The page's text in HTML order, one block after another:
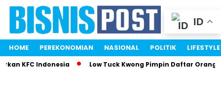
HOME PEREKONOMIAN NASIONAL POLITIK LIFESTYLE
KFC Indonesia Low Tuck Kwong Pimpin Daftar Orang
ID